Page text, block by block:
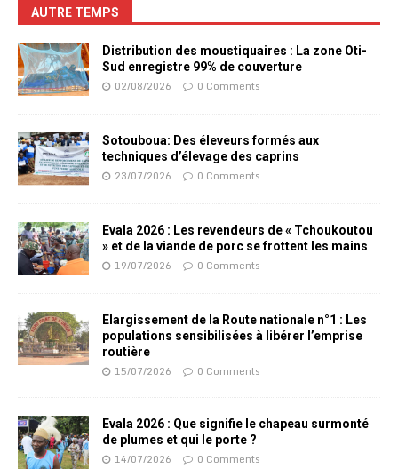
AUTRE TEMPS
Distribution des moustiquaires : La zone Oti-
Sud enregistre 99% de couverture
02/08/2026 0 Comments
Sotouboua: Des éleveurs formés aux
techniques d’élevage des caprins
23/07/2026 0 Comments
Evala 2026 : Les revendeurs de « Tchoukoutou
» et de la viande de porc se frottent les mains
19/07/2026 0 Comments
Elargissement de la Route nationale n°1 : Les
populations sensibilisées à libérer l’emprise
routière
15/07/2026 0 Comments
Evala 2026 : Que signifie le chapeau surmonté
de plumes et qui le porte ?
14/07/2026 0 Comments